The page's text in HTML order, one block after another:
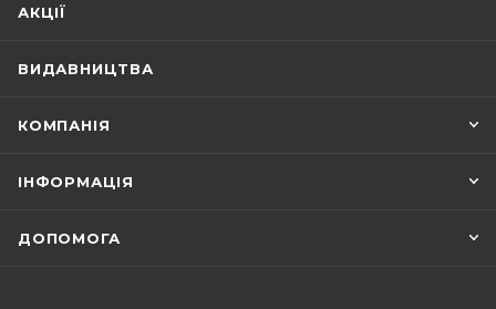
АКЦІЇ
ВИДАВНИЦТВА
КОМПАНІЯ
ІНФОРМАЦІЯ
ДОПОМОГА